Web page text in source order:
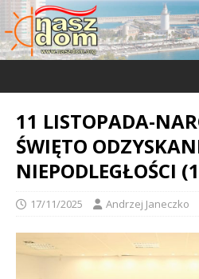
11 LISTOPADA-
ŚWIĘTO
NIEPODLEGŁOŚCI
17/11/2025 Andrzej Janeczko